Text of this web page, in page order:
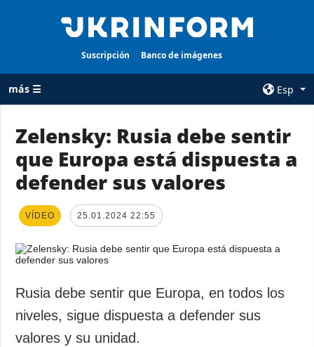
Suscripción Banco de imágenes
más ☰
Esp
TODAS LAS
CATEGORÍAS
Guerra
Reconstrucción
Política
Defensa
Sociedad y
Cultura
AGENCIA
sobre la agencia
privacidad y
protección de
Zelensky: Rusia debe sentir
que Europa está dispuesta a
defender sus valores
VÍDEO 25.01.2024 22:55
Rusia debe sentir que Europa, en todos los
niveles, sigue dispuesta a defender sus
valores y su unidad.